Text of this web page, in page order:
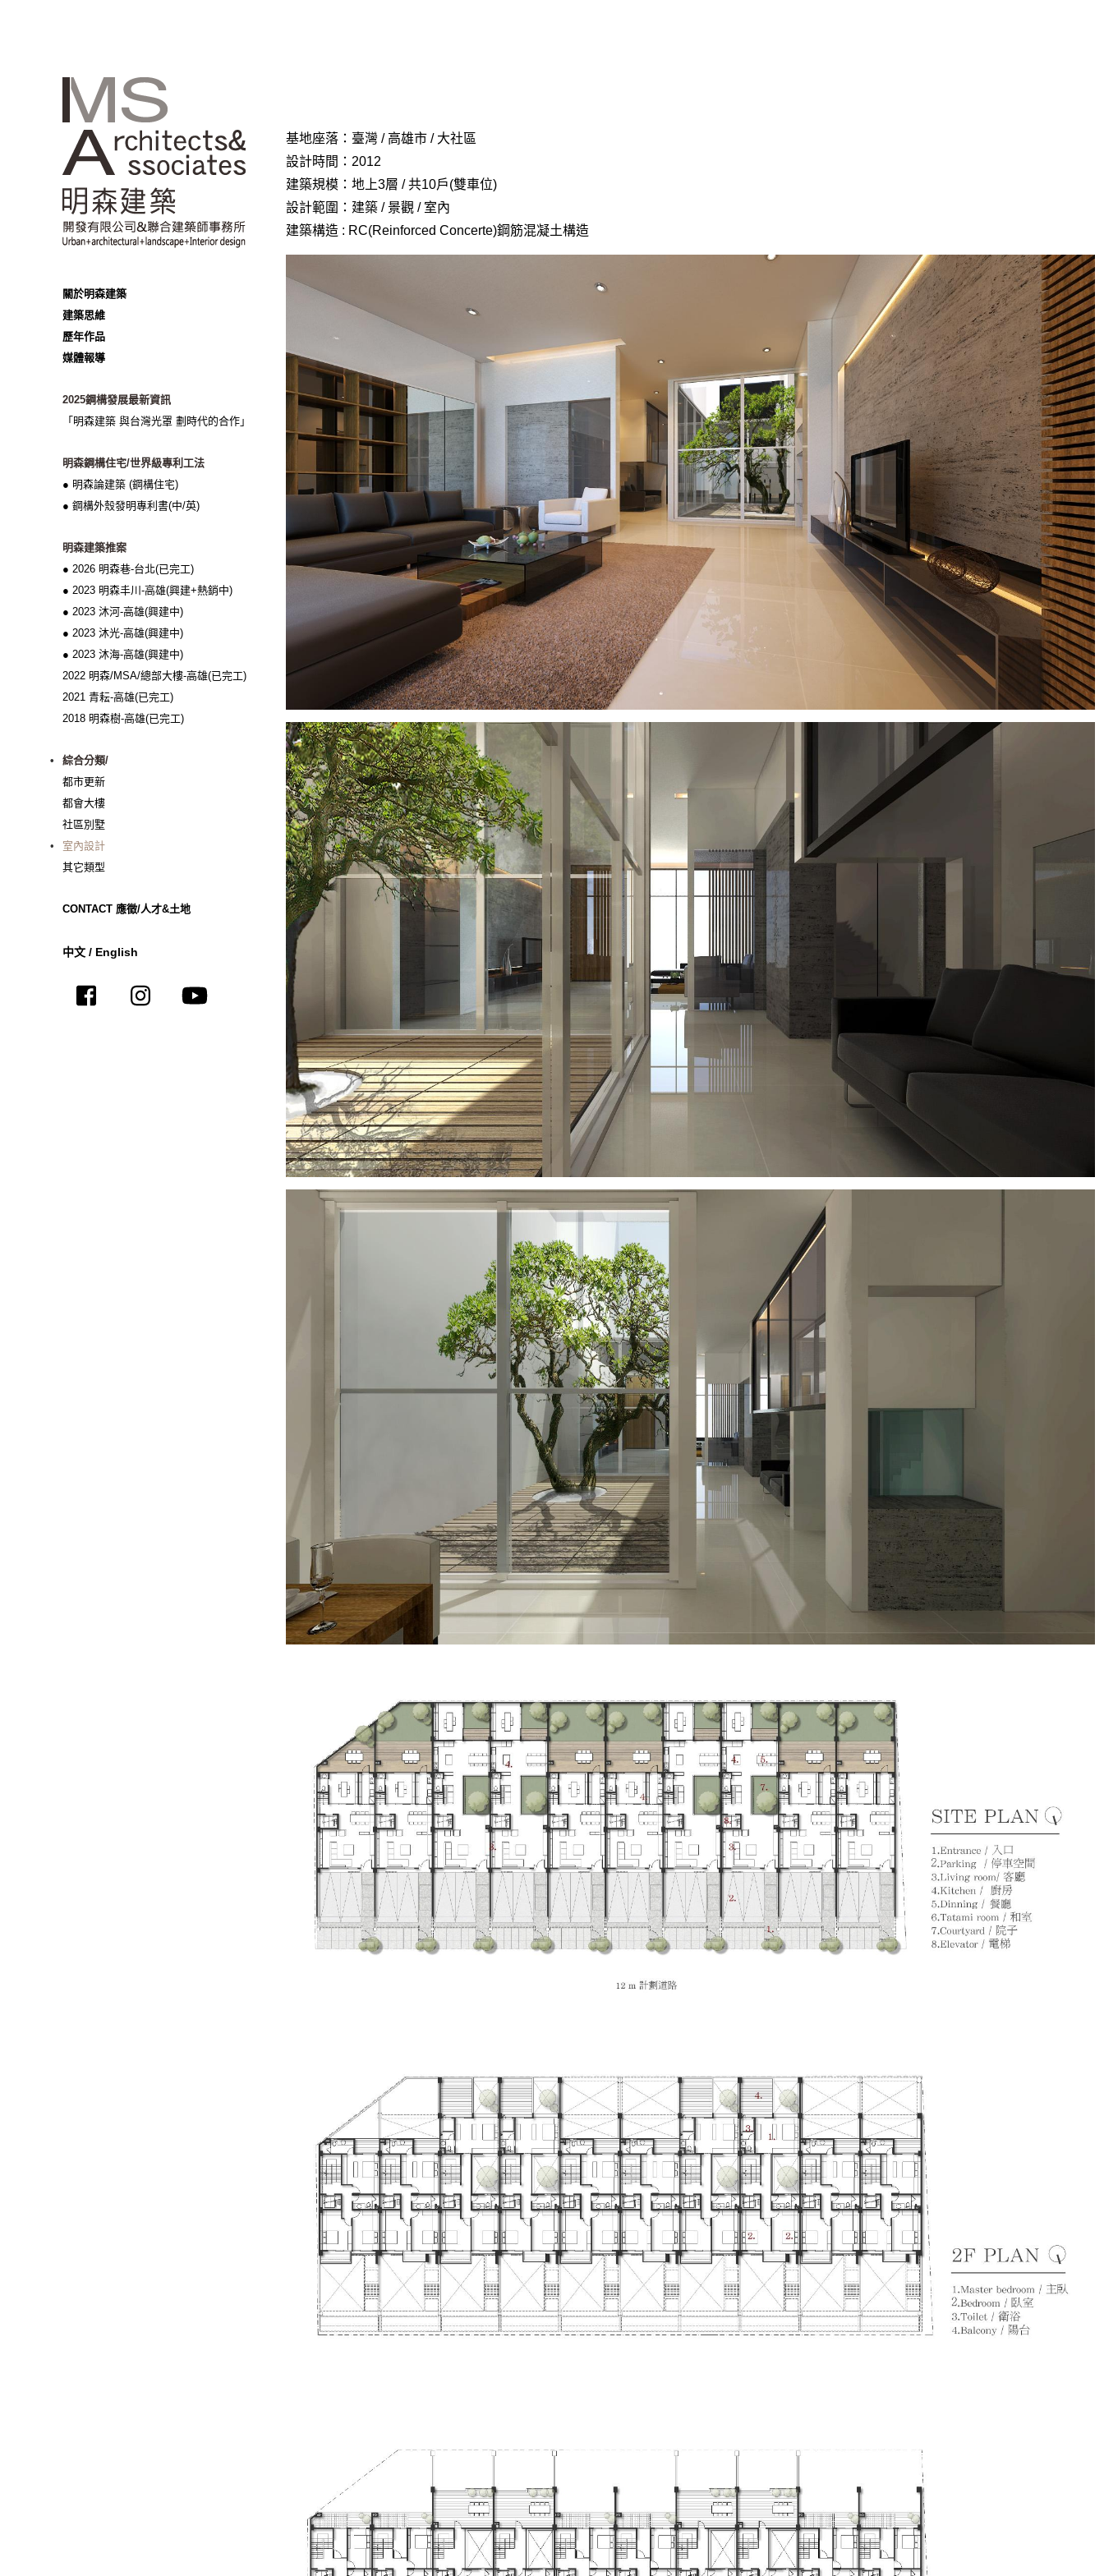
關於明森建築
建築思維
歷年作品
媒體報導
2025鋼構發展最新資訊
「明森建築 與台灣光罩 劃時代的合作」
明森鋼構住宅/世界級專利工法
● 明森論建築 (鋼構住宅)
● 鋼構外殼發明專利書(中/英)
明森建築推案
● 2026 明森巷-台北(已完工)
● 2023 明森丰川-高雄(興建+熱銷中)
● 2023 沐河-高雄(興建中)
● 2023 沐光-高雄(興建中)
● 2023 沐海-高雄(興建中)
2022 明森/MSA/總部大樓-高雄(已完工)
2021 青耘-高雄(已完工)
2018 明森樹-高雄(已完工)
綜合分類/
都市更新
都會大樓
社區別墅
室內設計
其它類型
CONTACT 應徵/人才&土地
中文 / English
基地座落：臺灣 / 高雄市 / 大社區
設計時間：2012
建築規模：地上3層 / 共10戶(雙車位)
設計範圍：建築 / 景觀 / 室內
建築構造 : RC(Reinforced Concerte)鋼筋混凝土構造